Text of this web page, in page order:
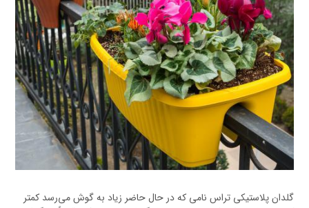
گلدان پلاستیکی تراس نامی که در حال حاضر زیاد به گوش می‌رسد کمتر